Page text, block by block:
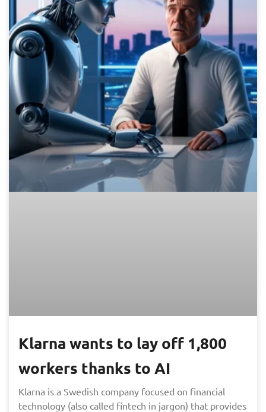
Klarna wants to lay off 1,800
workers thanks to AI
Klarna is a Swedish company focused on financial
technology (also called fintech in jargon) that provides